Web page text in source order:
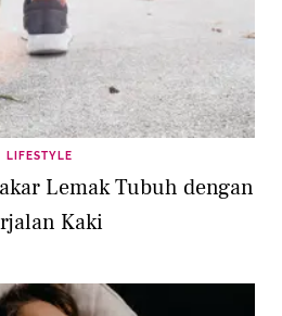
LIFESTYLE
Lemak Tubuh dengan
Kaki